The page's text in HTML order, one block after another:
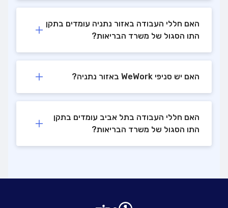
האם חללי העבודה באזור נתניה עומדים בתקן
התו הסגול של משרד הבריאות?
האם יש סניפי WeWork באזור נתניה?
האם חללי העבודה בתל אביב עומדים בתקן
התו הסגול של משרד הבריאות?